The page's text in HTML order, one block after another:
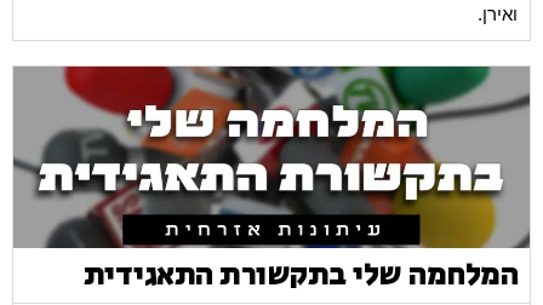
ואירן.
המלחמה שלי בתקשורת התאגידית